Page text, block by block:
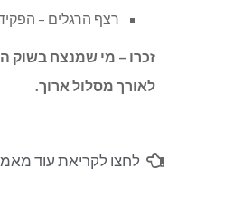
רצף הרגלים –
זכרו – מי שמנצח בשוק
לאורך מסלול ארוך.
לחצו לקריאת עוד